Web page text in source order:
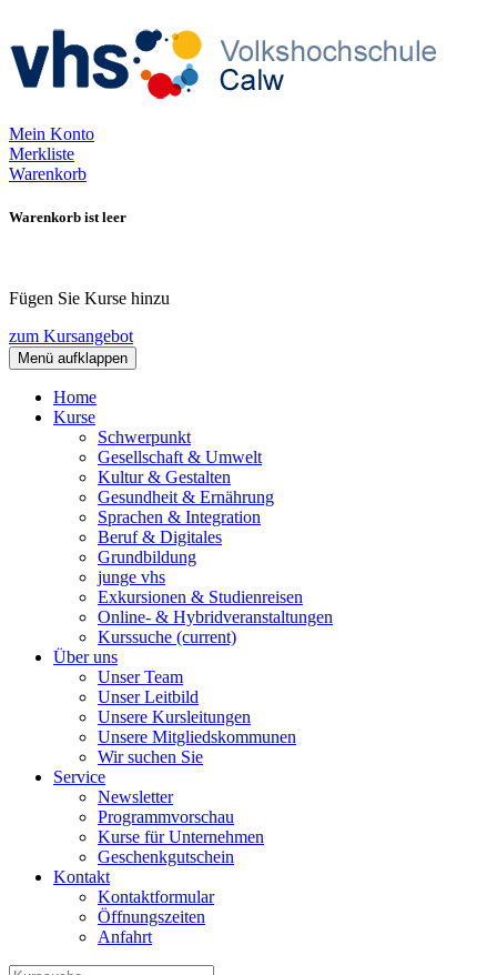
Mein Konto
Merkliste
Warenkorb
Warenkorb ist leer
Fügen Sie Kurse hinzu
zum Kursangebot
Menü aufklappen
Home
Kurse
Schwerpunkt
Gesellschaft & Umwelt
Kultur & Gestalten
Gesundheit & Ernährung
Sprachen & Integration
Beruf & Digitales
Grundbildung
junge vhs
Exkursionen & Studienreisen
Online- & Hybridveranstaltungen
Kurssuche (current)
Über uns
Unser Team
Unser Leitbild
Unsere Kursleitungen
Unsere Mitgliedskommunen
Wir suchen Sie
Service
Newsletter
Programmvorschau
Kurse für Unternehmen
Geschenkgutschein
Kontakt
Kontaktformular
Öffnungszeiten
Anfahrt